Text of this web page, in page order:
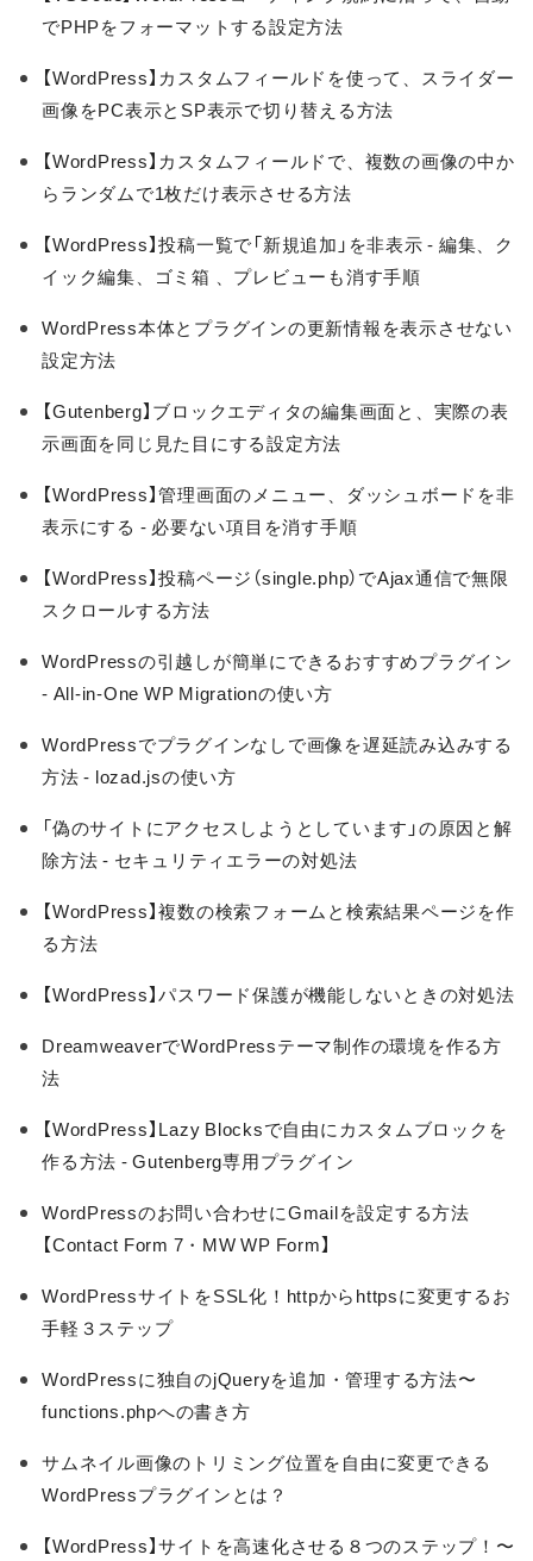
でPHPをフォーマットする設定方法
【WordPress】カスタムフィールドを使って、スライダー
画像をPC表示とSP表示で切り替える方法
【WordPress】カスタムフィールドで、複数の画像の中か
らランダムで1枚だけ表示させる方法
【WordPress】投稿一覧で「新規追加」を非表示 - 編集、ク
イック編集、ゴミ箱 、プレビューも消す手順
WordPress本体とプラグインの更新情報を表示させない
設定方法
【Gutenberg】ブロックエディタの編集画面と、実際の表
示画面を同じ見た目にする設定方法
【WordPress】管理画面のメニュー、ダッシュボードを非
表示にする - 必要ない項目を消す手順
【WordPress】投稿ページ（single.php）でAjax通信で無限
スクロールする方法
WordPressの引越しが簡単にできるおすすめプラグイン
- All-in-One WP Migrationの使い方
WordPressでプラグインなしで画像を遅延読み込みする
方法 - lozad.jsの使い方
「偽のサイトにアクセスしようとしています」の原因と解
除方法 - セキュリティエラーの対処法
【WordPress】複数の検索フォームと検索結果ページを作
る方法
【WordPress】パスワード保護が機能しないときの対処法
DreamweaverでWordPressテーマ制作の環境を作る方
法
【WordPress】Lazy Blocksで自由にカスタムブロックを
作る方法 - Gutenberg専用プラグイン
WordPressのお問い合わせにGmailを設定する方法
【Contact Form 7・MW WP Form】
WordPressサイトをSSL化！httpからhttpsに変更するお
手軽３ステップ
WordPressに独自のjQueryを追加・管理する方法〜
functions.phpへの書き方
サムネイル画像のトリミング位置を自由に変更できる
WordPressプラグインとは？
【WordPress】サイトを高速化させる８つのステップ！〜